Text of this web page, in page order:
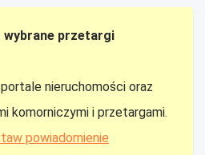
wybrane przetargi
nieruchomości oraz
komorniczymi i przetargami.
powiadomienie